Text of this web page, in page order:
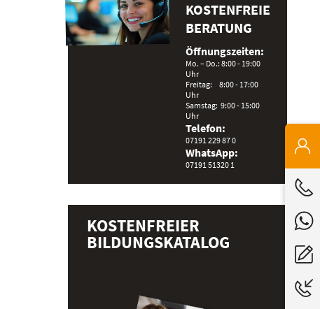
KOSTENFREIE
BERATUNG
Öffnungszeiten:
Mo. – Do.: 8:00 - 19:00
Uhr
Freitag: 8:00 - 17:00
Uhr
Samstag: 9:00 - 15:00
Uhr
Telefon:
07191 229 87 0
WhatsApp:
07191 51320 1
KOSTENFREIER
BILDUNGSKATALOG